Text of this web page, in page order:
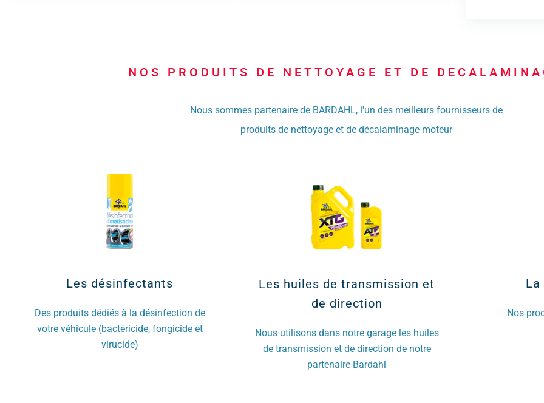
NOS PRODUITS DE NETTOYAGE ET DE
Nous sommes partenaire de BARDAHL, l'un des meilleurs fournisseurs de
produits de nettoyage et de décalaminage moteur
Les désinfectants
Des produits dédiés à la désinfection de
votre véhicule (bactéricide, fongicide et
virucide)
Les huiles de transmission et
de direction
Nous utilisons dans notre garage les huiles
de transmission et de direction de notre
partenaire Bardahl
Nos